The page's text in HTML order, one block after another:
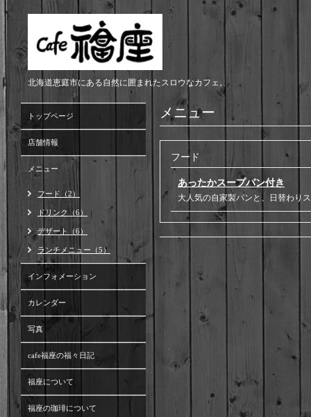
北海道恵庭市にある自然に囲まれたスロウなカフェ。
メニュー
フード
あったかスープパン付き
大人気の自家製パンと、日替わり
トップページ
店舗情報
メニュー
フード（2）
ドリンク（6）
デザート（6）
ランチメニュー（5）
インフォメーション
カレンダー
写真
cafe福座の福々日記
福座について
福座の珈琲について